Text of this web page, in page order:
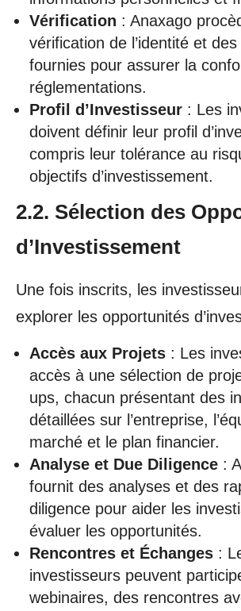
Vérification : Anaxago
vérification de l’identité et
fournies pour assurer la
réglementations.
Profil d’Investisseur : Les
doivent définir leur profil
compris leur tolérance au
objectifs d’investissement.
2.2. Sélection des
d’Investissement
Une fois inscrits, les
explorer les opportunités
Accès aux Projets : Les
accès à une sélection de
ups, chacun présentant des
détaillées sur l’entreprise,
marché et le plan financier.
Analyse et Due Diligence :
fournit des analyses et des
diligence pour aider les
évaluer les opportunités.
Rencontres et Échanges :
investisseurs peuvent
webinaires, des rencontres